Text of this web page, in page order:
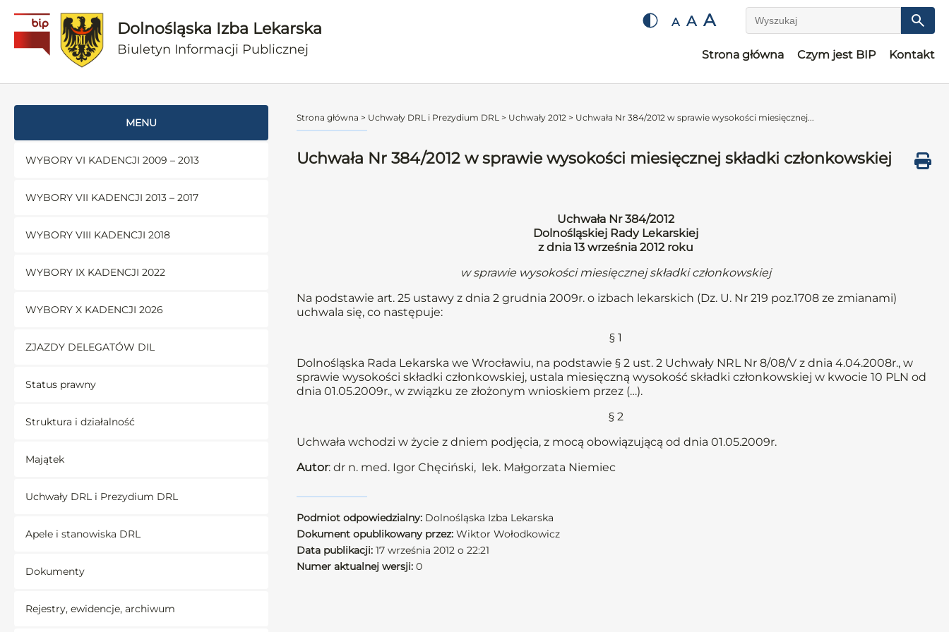
Dolnośląska Izba Lekarska
Biuletyn Informacji Publicznej
A A A Wyszukaj
Strona główna Czym jest BIP Kontakt
MENU
WYBORY VI KADENCJI 2009 – 2013
WYBORY VII KADENCJI 2013 – 2017
WYBORY VIII KADENCJI 2018
WYBORY IX KADENCJI 2022
WYBORY X KADENCJI 2026
ZJAZDY DELEGATÓW DIL
Status prawny
Struktura i działalność
Majątek
Uchwały DRL i Prezydium DRL
Apele i stanowiska DRL
Dokumenty
Rejestry, ewidencje, archiwum
Strona główna > Uchwały DRL i Prezydium DRL > Uchwały 2012 > Uchwała Nr 384/2012 w sprawie wysokości miesięcznej...
Uchwała Nr 384/2012 w sprawie wysokości miesięcznej składki członkowskiej
Uchwała Nr 384/2012
Dolnośląskiej Rady Lekarskiej
z dnia 13 września 2012 roku
w sprawie wysokości miesięcznej składki członkowskiej
Na podstawie art. 25 ustawy z dnia 2 grudnia 2009r. o izbach lekarskich (Dz. U. Nr 219 poz.1708 ze zmianami)
uchwala się, co następuje:
§ 1
Dolnośląska Rada Lekarska we Wrocławiu, na podstawie § 2 ust. 2 Uchwały NRL Nr 8/08/V z dnia 4.04.2008r., w
sprawie wysokości składki członkowskiej, ustala miesięczną wysokość składki członkowskiej w kwocie 10 PLN od
dnia 01.05.2009r., w związku ze złożonym wnioskiem przez (…).
§ 2
Uchwała wchodzi w życie z dniem podjęcia, z mocą obowiązującą od dnia 01.05.2009r.
Autor: dr n. med. Igor Chęciński, lek. Małgorzata Niemiec
Podmiot odpowiedzialny: Dolnośląska Izba Lekarska
Dokument opublikowany przez: Wiktor Wołodkowicz
Data publikacji: 17 września 2012 o 22:21
Numer aktualnej wersji: 0